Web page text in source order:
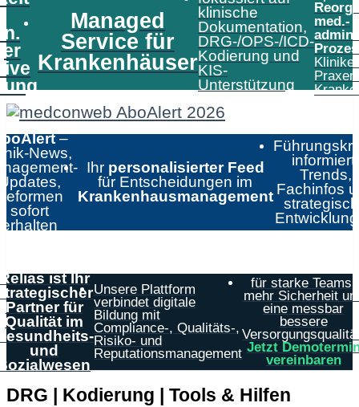
Managed
Service für
Krankenhäuser
klinische
Dokumentation,
DRG-/OPS-/ICD-
Kodierung und
KIS-
Unterstützung
med.-
–
News,
sofort
erhalten
Ihr personalisierter Feed
für Entscheidungen im
Krankenhausmanagement
informiert:
Trends,
Fachinfos
ist Ihr
Partner für
Qualität im
und
Unsere Plattform
verbindet digitale
Bildung mit
Compliance-, Qualitäts-,
Risiko- und
Reputationsmanagement
für starke Teams,
mehr Sicherheit
eine messbar
bessere
Jetzt
vereinbaren
DRG | Kodierung | Tools & Hilfen